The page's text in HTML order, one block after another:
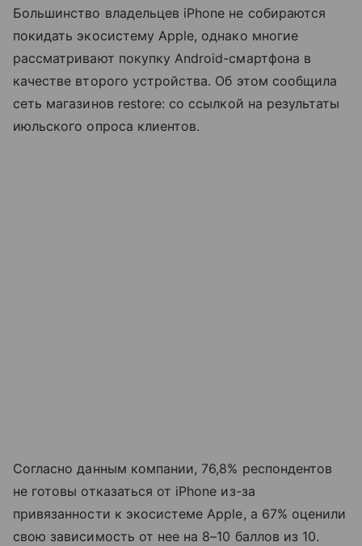
Большинство владельцев iPhone не собираются
покидать экосистему Apple, однако многие
рассматривают покупку Android-смартфона в
качестве второго устройства. Об этом сообщила
сеть магазинов restore: со ссылкой на результаты
июльского опроса клиентов.
Согласно данным компании, 76,8% респондентов
не готовы отказаться от iPhone из-за
привязанности к экосистеме Apple, а 67% оценили
свою зависимость от нее на 8–10 баллов из 10.